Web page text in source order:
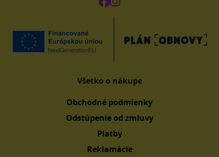
Všetko o nákupe
Obchodné podmienky
Odstúpenie od zmluvy
Platby
Reklamácie